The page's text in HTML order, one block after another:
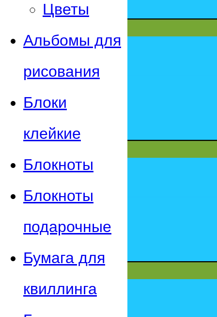
Цветы
Альбомы для
рисования
Блоки
клейкие
Блокноты
Блокноты
подарочные
Бумага для
квиллинга